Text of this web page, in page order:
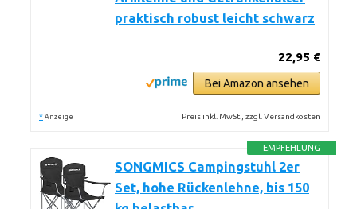
praktisch robust leicht schwarz
22,95 €
Bei Amazon ansehen
* Anzeige Preis inkl. MwSt., zzgl. Versandkosten
EMPFEHLUNG
SONGMICS Campingstuhl 2er
Set, hohe Rückenlehne, bis 150